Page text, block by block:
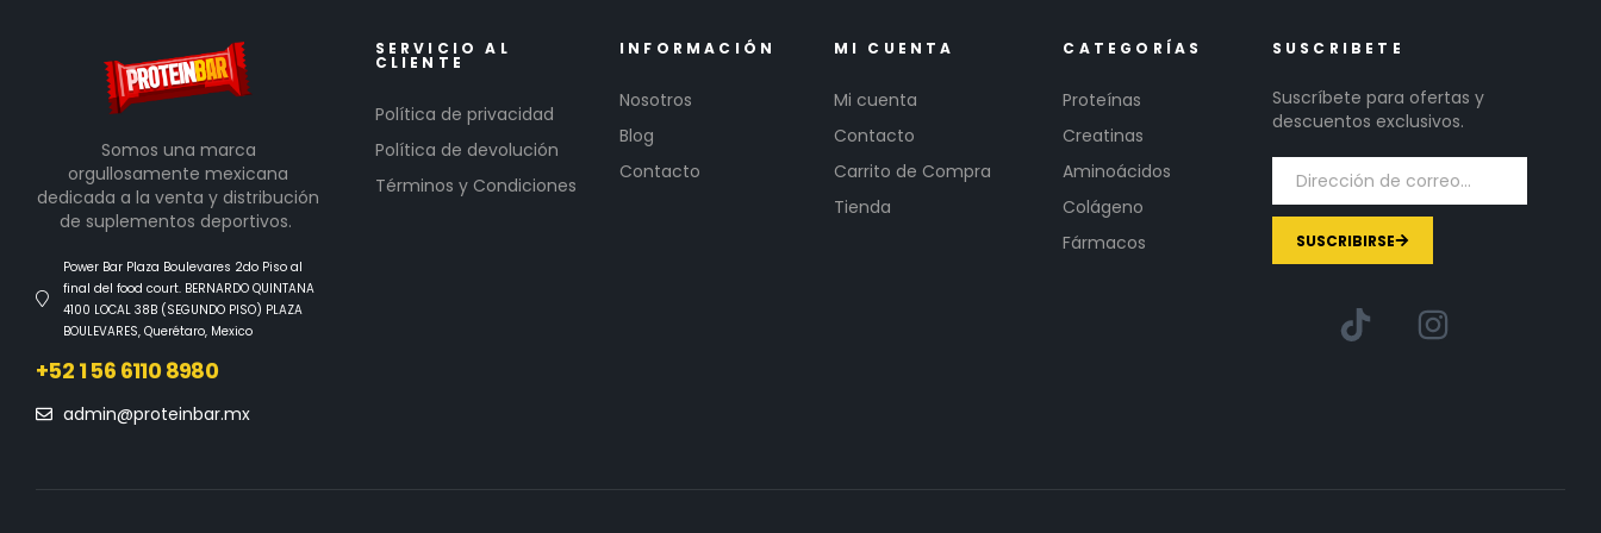
Somos una marca
orgullosamente mexicana
dedicada a la venta y distribución
de suplementos deportivos.
Power Bar Plaza Boulevares 2do Piso al
final del food court. BERNARDO QUINTANA
4100 LOCAL 38B (SEGUNDO PISO) PLAZA
BOULEVARES, Querétaro, Mexico
+52 1 56 6110 8980
admin@proteinbar.mx
SERVICIO AL
CLIENTE
Política de privacidad
Política de devolución
Términos y Condiciones
INFORMACIÓN
Nosotros
Blog
Contacto
MI CUENTA
Mi cuenta
Contacto
Carrito de Compra
Tienda
CATEGORÍAS
Proteínas
Creatinas
Aminoácidos
Colágeno
Fármacos
SUSCRIBETE
Suscríbete para ofertas y
descuentos exclusivos.
SUSCRIBIRSE